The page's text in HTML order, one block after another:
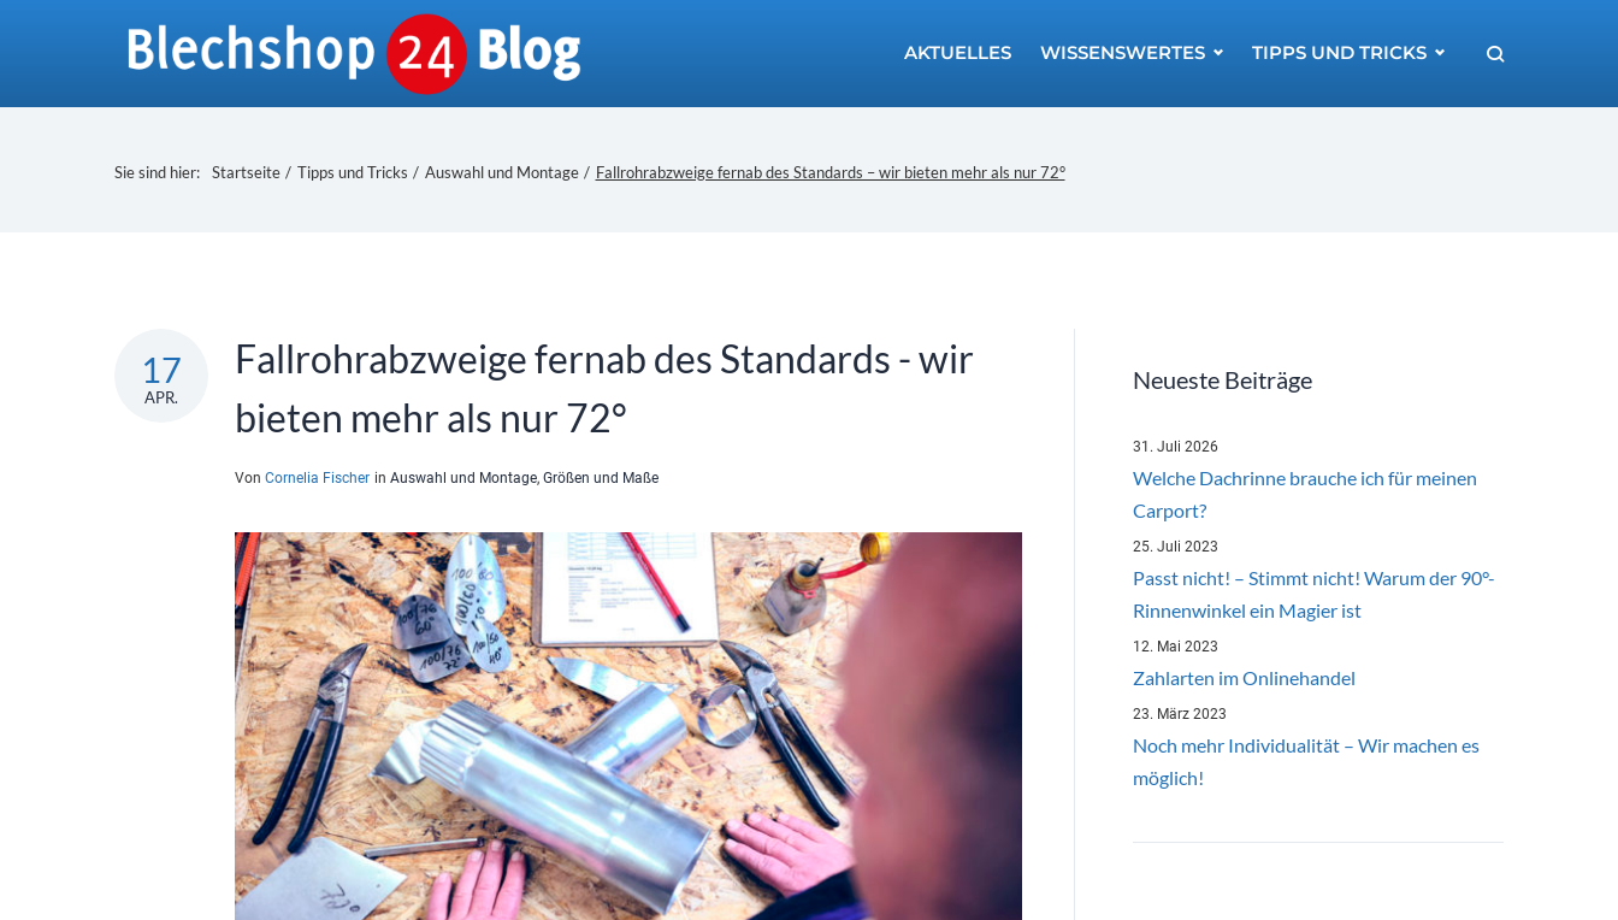
AKTUELLES WISSENSWERTES TIPPS UND TRICKS
Sie sind hier: Startseite / Tipps und Tricks / Auswahl und Montage / Fallrohrabzweige fernab des Standards – wir bieten mehr als nur 72°
17
APR.
Fallrohrabzweige fernab des Standards - wir
bieten mehr als nur 72°
Von Cornelia Fischer in Auswahl und Montage, Größen und Maße
Neueste Beiträge
Welche Dachrinne brauche ich für meinen
Carport?
31. Juli 2026
Passt nicht! – Stimmt nicht! Warum der 90°-
Rinnenwinkel ein Magier ist
25. Juli 2023
Zahlarten im Onlinehandel
12. Mai 2023
Noch mehr Individualität – Wir machen es
möglich!
23. März 2023